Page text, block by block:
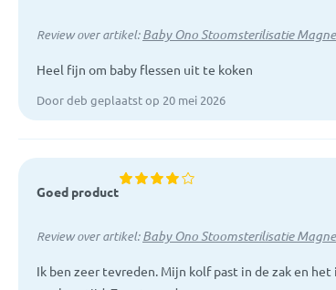
Review over artikel:Baby Ono Stoomsterilisatie
Heel fijn om baby flessen uit te koken
Door deb geplaatst op 20 mei 2026
Goed product
Review over artikel:Baby Ono Stoomsterilisatie
Ik ben zeer tevreden. Mijn kolf past in de zak en